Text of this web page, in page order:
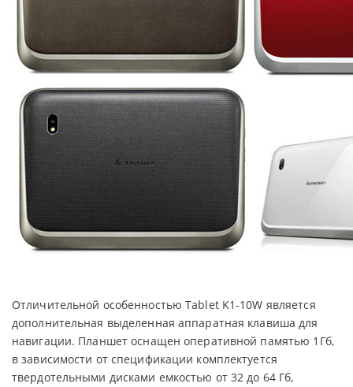
Отличительной особенностью Tablet K1-10W является
дополнительная выделенная аппаратная клавиша для
навигации. Планшет оснащен оперативной памятью 1Гб,
в зависимости от спецификации комплектуется
твердотельными дисками емкостью от 32 до 64 Гб,